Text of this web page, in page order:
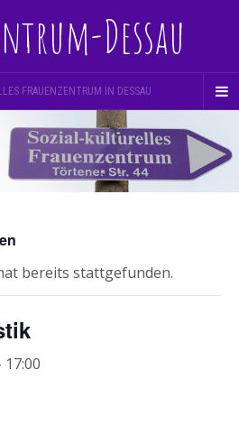
Dessau
FRAUENZENTRUM IN DESSAU
bereits stattgefunden.
17:00